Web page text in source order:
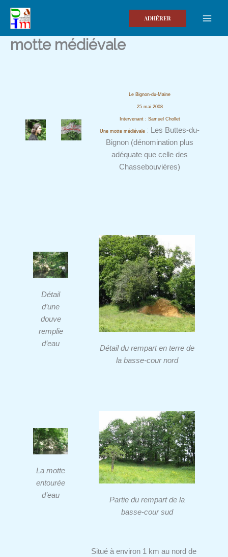
contenu
ADHÉRER
motte médiévale
Le Bignon-du-Maine
25 mai 2008
Intervenant : Samuel Chollet
Une motte médiévale : Les Buttes-du-
Bignon (dénomination plus
adéquate que celle des
Chassebouvières)
Détail
d’une
douve
remplie
d’eau
Détail du rempart en terre de
la basse-cour nord
La motte
entourée
d’eau
Partie du rempart de la
basse-cour sud
Situé à environ 1 km au nord de